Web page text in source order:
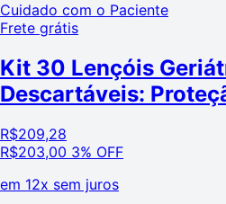
Cuidado com o Paciente
Frete grátis
Kit 30 Lençóis
Descartáveis:
R$209,28
R$203,00 3% OFF
em 12x sem juros